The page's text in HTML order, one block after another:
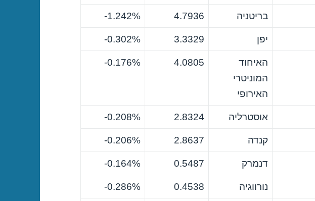
בריטניה 4.7936
1.242%-
יפן 3.3329
0.302%-
האיחוד
המוניטרי
האירופי
4.0805
0.176%-
אוסטרליה 2.8324
0.208%-
קנדה 2.8637
0.206%-
דנמרק 0.5487
0.164%-
נורווגיה 0.4538
0.286%-